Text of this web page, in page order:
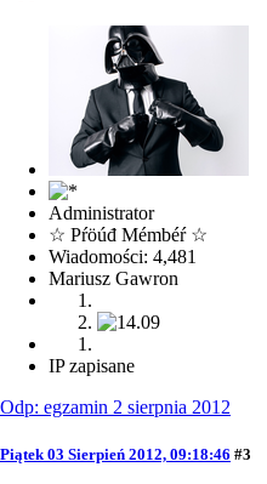
Administrator
☆ Pŕöúđ Mémbéŕ ☆
Wiadomości: 4,481
Mariusz Gawron
IP zapisane
Odp: egzamin 2 sierpnia 2012
Piątek 03 Sierpień 2012, 09:18:46 #3